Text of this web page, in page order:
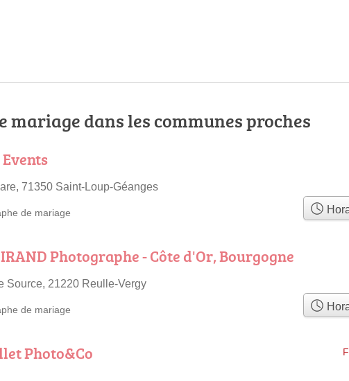
mariage dans les communes proches
71350 Saint-Loup-Géanges
de mariage
Photographe - Côte d'Or, Bourgogne
Source, 21220 Reulle-Vergy
de mariage
Photo&Co